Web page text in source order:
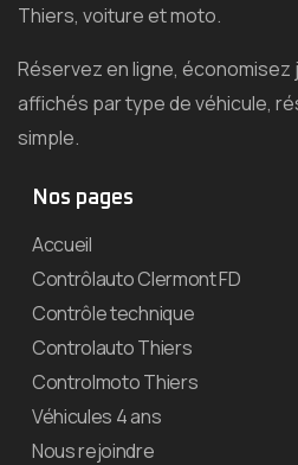
Thiers, voiture et moto.
Réservez en ligne, économisez
affichés par type de véhicule,
simple.
Nos pages
Accueil
Contrôlauto Clermont FD
Contrôle technique
Controlauto Thiers
Controlmoto Thiers
Véhicules 4 ans
Nous rejoindre